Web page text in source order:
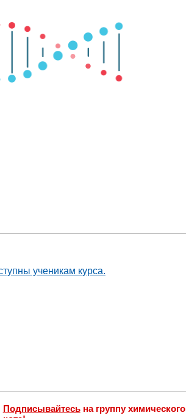
ученикам курса.
Подписывайтесьна группу химического